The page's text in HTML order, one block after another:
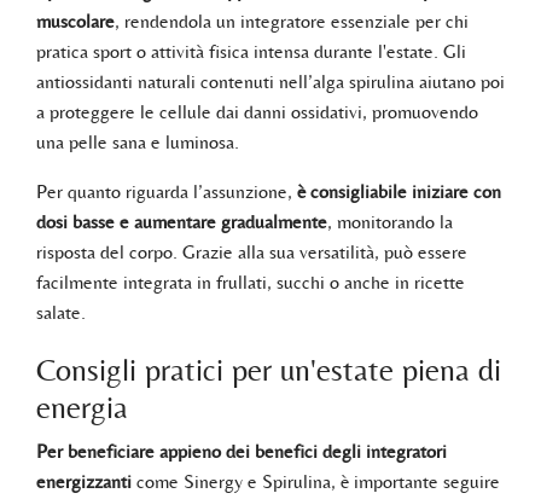
muscolare, rendendola un integratore essenziale per chi
pratica sport o attività fisica intensa durante l'estate. Gli
antiossidanti naturali contenuti nell’alga spirulina aiutano poi
a proteggere le cellule dai danni ossidativi, promuovendo
una pelle sana e luminosa.
Per quanto riguarda l’assunzione, è consigliabile iniziare con
dosi basse e aumentare gradualmente, monitorando la
risposta del corpo. Grazie alla sua versatilità, può essere
facilmente integrata in frullati, succhi o anche in ricette
salate.
Consigli pratici per un'estate piena di
energia
Per beneficiare appieno dei benefici degli integratori
energizzanti come Sinergy e Spirulina, è importante seguire